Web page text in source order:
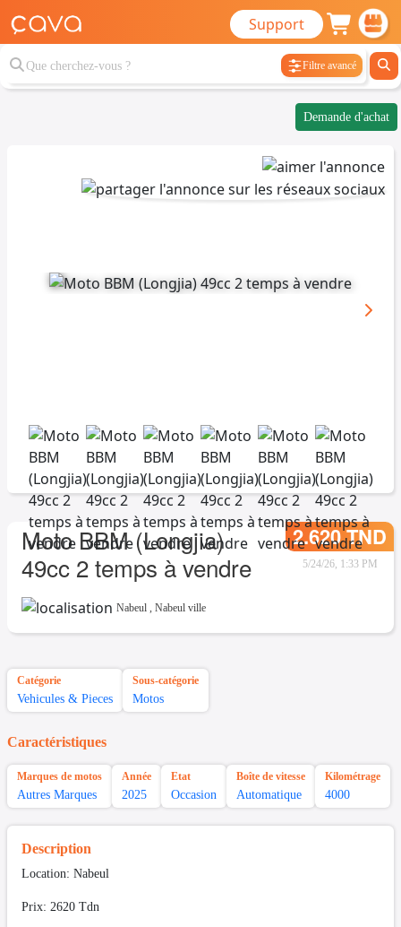
Support
Filtre avancé
Demande d'achat
Moto BBM (Longjia)
49cc 2 temps à vendre
2.620 TND
5/24/26, 1:33 PM
Nabeul , Nabeul ville
Catégorie
Vehicules & Pieces
Sous-catégorie
Motos
Caractéristiques
Marques de motos
Autres Marques
Année
2025
Etat
Occasion
Boîte de vitesse
Automatique
Kilométrage
4000
Description
Location: Nabeul
Prix: 2620 Tdn